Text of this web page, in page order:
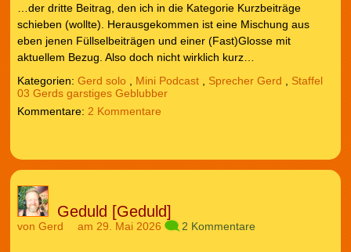
…der dritte Beitrag, den ich in die Kategorie Kurzbeiträge
schieben (wollte). Herausgekommen ist eine Mischung aus
eben jenen Füllselbeiträgen und einer (Fast)Glosse mit
aktuellem Bezug. Also doch nicht wirklich kurz…
Kategorien: Gerd solo Mini Podcast, Sprecher Gerd
Staffel
03 Gerds garstiges Geblubber
2 Kommentare
Geduld [Geduld]
von Gerd am 29. Mai 2026 2 Kommentare